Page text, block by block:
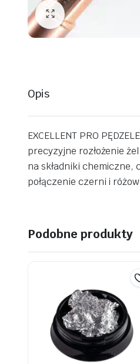
Opis
EXCELLENT PRO
precyzyjne rozłożenie
na składniki chemiczne,
połączenie czerni i
Podobne produkty